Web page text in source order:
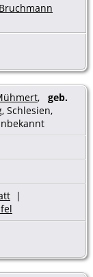
, geb.
Schlesien,
|